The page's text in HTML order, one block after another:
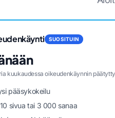
SUOSITUIN
kuukaudessa oikeudenkäynnin
pääsykokeilu
sivua tai 3 000 sanaa